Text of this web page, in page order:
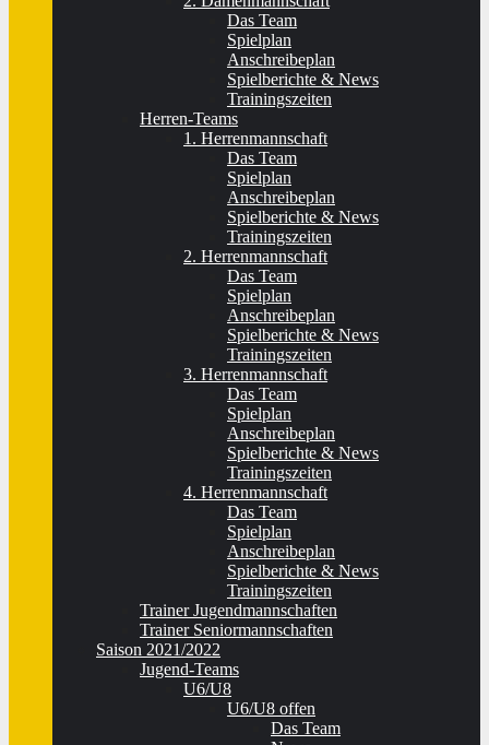
Das Team
Spielplan
Anschreibeplan
Spielberichte & News
Trainingszeiten
Herren-Teams
1. Herrenmannschaft
Das Team
Spielplan
Anschreibeplan
Spielberichte & News
Trainingszeiten
2. Herrenmannschaft
Das Team
Spielplan
Anschreibeplan
Spielberichte & News
Trainingszeiten
3. Herrenmannschaft
Das Team
Spielplan
Anschreibeplan
Spielberichte & News
Trainingszeiten
4. Herrenmannschaft
Das Team
Spielplan
Anschreibeplan
Spielberichte & News
Trainingszeiten
Trainer Jugendmannschaften
Trainer Seniormannschaften
Saison 2021/2022
Jugend-Teams
U6/U8
U6/U8 offen
Das Team